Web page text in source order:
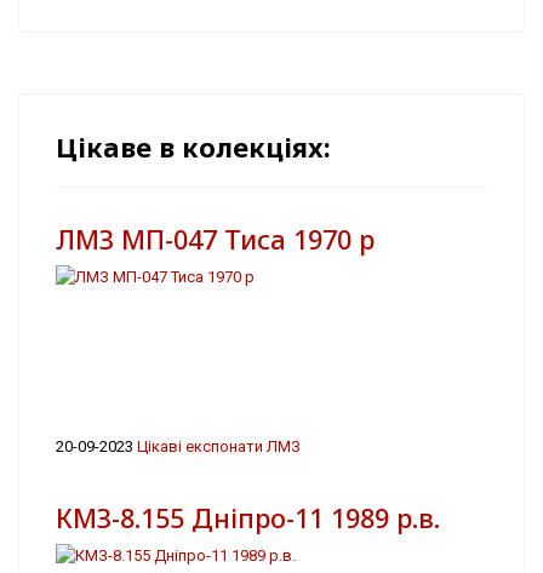
Цікаве в колекціях:
ЛМЗ МП-047 Тиса 1970 р
20-09-2023 Цікаві експонати ЛМЗ
КМЗ-8.155 Дніпро-11 1989 р.в.